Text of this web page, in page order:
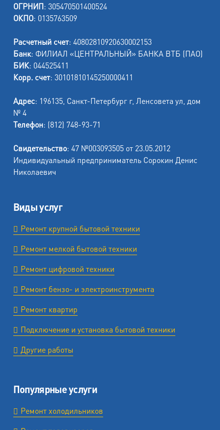
ОГРНИП: 305470501400524
ОКПО: 0135763509
Расчетный счет: 40802810920630002153
Банк: ФИЛИАЛ «ЦЕНТРАЛЬНЫЙ» БАНКА ВТБ (ПАО)
БИК: 044525411
Корр. счет: 30101810145250000411
Адрес: 196135, Санкт-Петербург г, Ленсовета ул, дом
№ 4
Телефон: (812) 748-93-71
Свидетельство: 47 №003093505 от 23.05.2012
Индивидуальный предприниматель Сорокин Денис
Николаевич
Виды услуг
Ремонт крупной бытовой техники
Ремонт мелкой бытовой техники
Ремонт цифровой техники
Ремонт бензо- и электроинструмента
Ремонт квартир
Подключение и установка бытовой техники
Другие работы
Популярные услуги
Ремонт холодильников